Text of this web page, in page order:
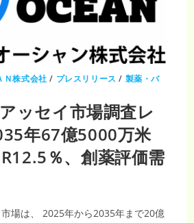
Ｎ株式会社 / プレスリリース / 製薬・バ
ッセイ市場調査レ
年67億5000万米
％、創薬評価需
場は、 2025年から2035年まで20億